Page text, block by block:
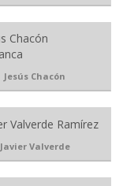
Jesús Chacón
Javier Valverde